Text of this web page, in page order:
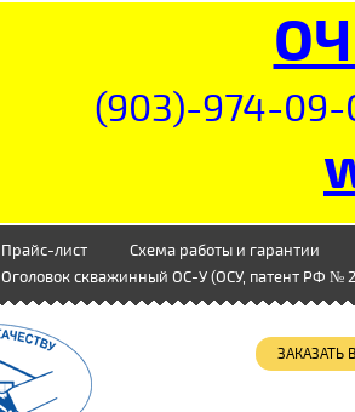
(903)-974-09-
Прайс-лист
Схема работы и гарантии
Оголовок скважинный ОС-У (ОСУ, патент РФ №